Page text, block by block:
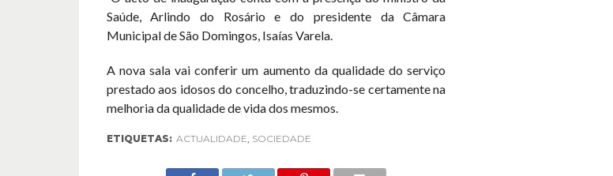
Saúde, Arlindo do Rosário e do presidente da Câmara
Municipal de São Domingos, Isaías Varela.
A nova sala vai conferir um aumento da qualidade do serviço
prestado aos idosos do concelho, traduzindo-se certamente na
melhoria da qualidade de vida dos mesmos.
ETIQUETAS: ACTUALIDADE, SOCIEDADE